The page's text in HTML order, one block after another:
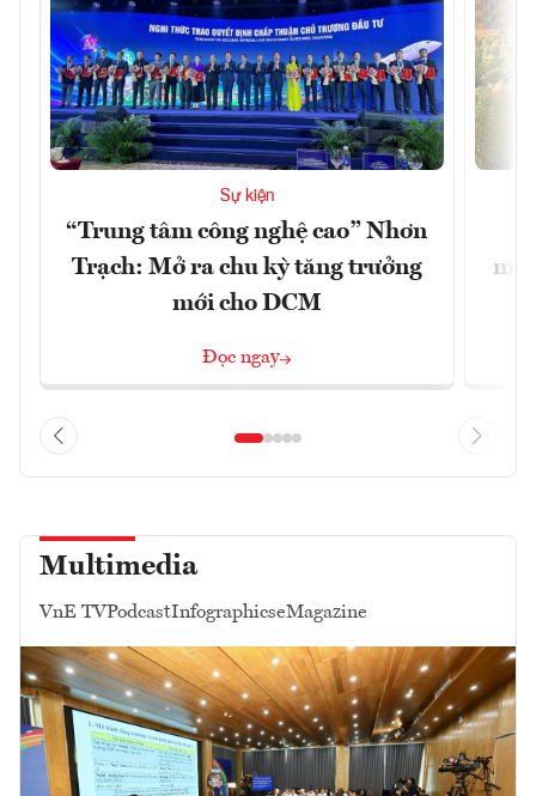
Sự kiện
“Trung tâm công nghệ cao” Nhơn
Trạch: Mở ra chu kỳ tăng trưởng
mới cho DCM
Đọc ngay
Multimedia
VnE TVPodcastInfographicseMagazine